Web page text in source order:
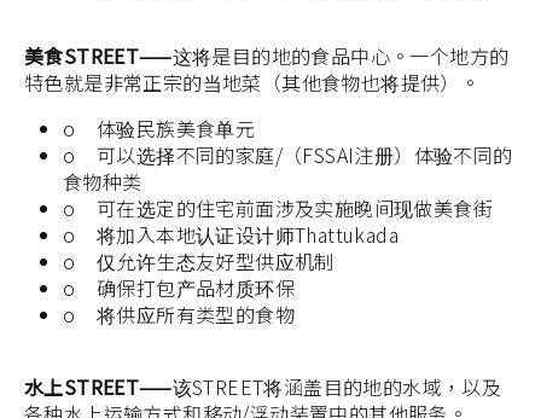
美食STREET——这将是目的地的食品中心。一个地方的
特色就是非常正宗的当地菜（其他食物也将提供）。
o 体验民族美食单元
o 可以选择不同的家庭/（FSSAI注册）体验不同的
食物种类
o 可在选定的住宅前面涉及实施晚间现做美食街
o 将加入本地认证设计师Thattukada
o 仅允许生态友好型供应机制
o 确保打包产品材质环保
o 将供应所有类型的食物
水上STREET——该STREET将涵盖目的地的水域，以及